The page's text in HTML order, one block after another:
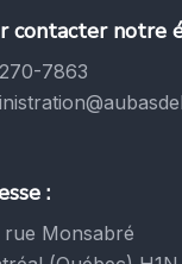
contacter notre
7863
:
rue Monsabré